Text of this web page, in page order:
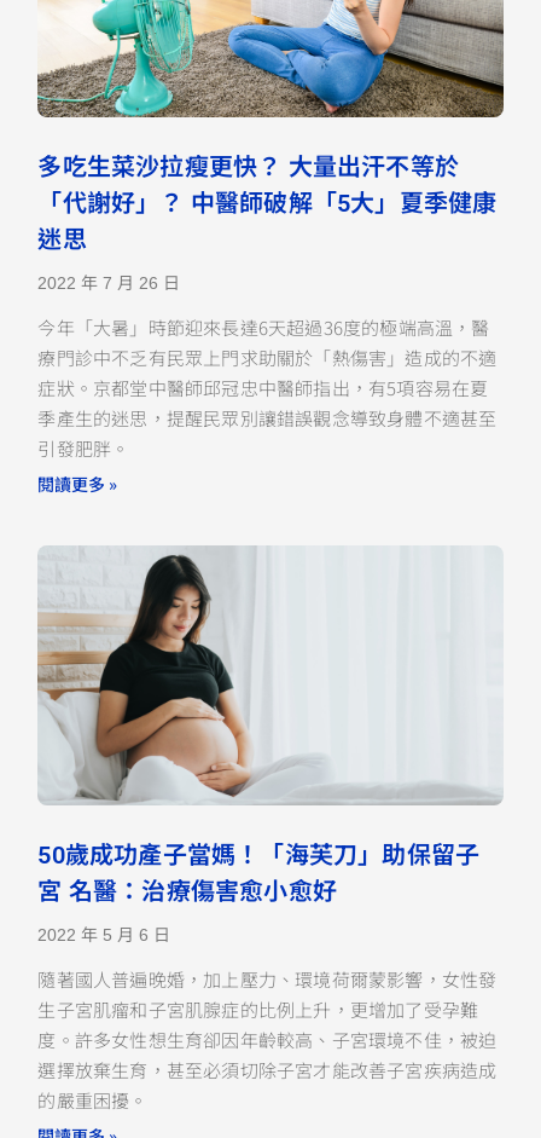
多吃生菜沙拉瘦更快？ 大量出汗不等於
「代謝好」？ 中醫師破解「5大」夏季健康
迷思
2022 年 7 月 26 日
今年「大暑」時節迎來長達6天超過36度的極端高溫，醫
療門診中不乏有民眾上門求助關於「熱傷害」造成的不適
症狀。京都堂中醫師邱冠忠中醫師指出，有5項容易在夏
季產生的迷思，提醒民眾別讓錯誤觀念導致身體不適甚至
引發肥胖。
閱讀更多 »
50歲成功產子當媽！「海芙刀」助保留子
宮 名醫：治療傷害愈小愈好
2022 年 5 月 6 日
隨著國人普遍晚婚，加上壓力、環境荷爾蒙影響，女性發
生子宮肌瘤和子宮肌腺症的比例上升，更增加了受孕難
度。許多女性想生育卻因年齡較高、子宮環境不佳，被迫
選擇放棄生育，甚至必須切除子宮才能改善子宮疾病造成
的嚴重困擾。